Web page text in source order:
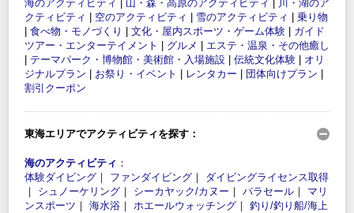
海のアクティビティ 山・森・高原のアクティビティ
川・湖のア
クティビティ
空のアクティビティ 雪のアクティビティ
乗り物
食べ物・モノづくり 文化・屋内スポーツ・ゲーム体験
ガイド
ツアー・エンターテイメント
グルメ
エステ・温泉・その他癒し
テーマパーク・博物館・美術館・入場施設 伝統文化体験
オリ
ジナルプラン
お祭り・イベント レンタカー 団体向けプラン
割引クーポン
東海エリアでアクティビティを探す：
海のアクティビティ ：
体験ダイビング ｜ ファンダイビング ｜ ダイビングライセンス取得
｜ シュノーケリング ｜ シーカヤック/カヌー ｜ パラセール ｜ マリ
ンスポーツ ｜ 海水浴 ｜ ホエールウォッチング ｜ 釣り/釣り船/海上